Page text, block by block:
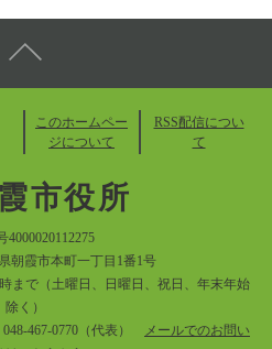
このホームペー
ジについて
RSS配信につい
て
市役所
4000020112275
朝霞市本町一丁目1番1号
まで（土曜日、日曜日、祝日、年末年始
除く）
467-0770（代表）
メールでのお問い